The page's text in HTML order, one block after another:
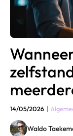
14/05/2026 |
Waldo